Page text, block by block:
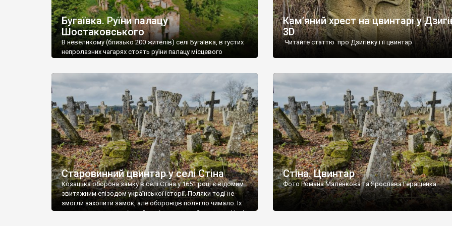
Бугаївка. Руїни палацу
Шостаковського
В невеликому (близько 200 жителів) селі Бугаївка, в густих
непролазних чагарях стоять руїни палацу місцевого
потім клуб, ще пізніше – гуртожиток. У 60-х роках минулого
століття тут розмістили туберкульозну лікарню. Коли із
палацу виїхала лікарня – ми точно не […]
Кам’яний хрест на цвинтарі у
3D
Читайте статтю про Дзигівку і її цвинтар
Старовинний цвинтар у селі Стіна
Козацька оборона замку в селі Стіна у 1651 році є відомим
звитяжним епізодом української історії. Поляки тоді не
змогли захопити замок, але оборонців полягло чимало. Їх
поховали на цвинтарі, який тоді називався Замковим. Нині
Стіна. Цвинтар
Фото Романа Маленкова та Ярослава Геращенка